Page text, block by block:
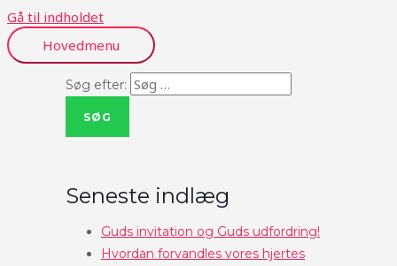
Gå til indholdet
Hovedmenu
Søg efter:
Seneste indlæg
Guds invitation og Guds udfordring!
Hvordan forvandles vores hjertes